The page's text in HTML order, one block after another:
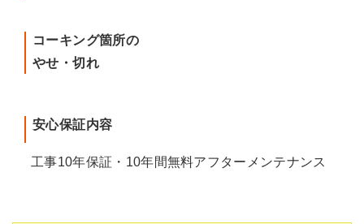
コーキング箇所の
やせ・切れ
安心保証内容
工事10年保証・10年間無料アフターメンテナンス